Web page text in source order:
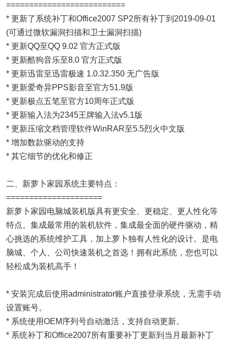
==========================
* 更新了系统补丁和Office2007 SP2所有补丁到2019-09-01
(可通过微软漏洞扫描和卫士漏洞扫描)
* 更新QQ至QQ 9.02 官方正式版
* 更新酷狗音乐至8.0 官方正式版
* 更新迅雷至迅雷极速 1.0.32.350 无广告版
* 更新爱奇异PPS影音至官方51.9版
* 更新极点五笔至官方10周年正式版
* 更新输入法为2345王牌输入法v5.1版
* 更新压缩文档管理软件WinRAR至5.5烈火中文版
* 增加数款驱动的支持
* 其它细节的优化和修正
二、新萝卜家园系统主要特点：
=====================
新萝卜家园电脑城装机版具有更安全、更稳定、更人性化等
特点。集成最常用的装机软件，集成最全面的硬件驱动，精
心挑选的系统维护工具，加上萝卜独有人性化的设计。是电
脑城、个人、公司快速装机之首选！拥有此系统，您也可以
轻松成为装机高手！
* 安装完成后使用administrator账户直接登录系统，无需手动
设置账号。
* 系统使用OEM序列号自动激活，支持自动更新。
* 系统补丁和Office2007所有重要补丁更新到当月最新补丁